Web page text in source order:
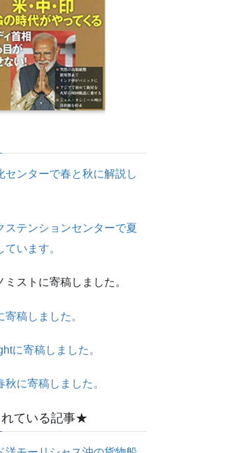
ンターで春と秋に解説し
テンションセンターで夏
ています。
ストに寄稿しました。
稿しました。
に寄稿しました。
に寄稿しました。
ている記事★